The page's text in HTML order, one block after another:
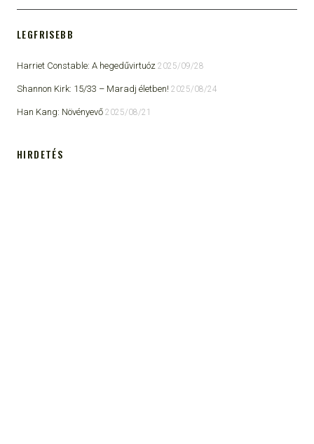
LEGFRISEBB
Harriet Constable: A hegedűvirtuóz 2025/09/28
Shannon Kirk: 15/33 ​– Maradj életben! 2025/08/24
Han Kang: Növényevő 2025/08/21
HIRDETÉS